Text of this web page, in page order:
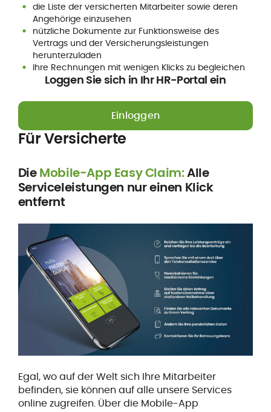
die Liste der versicherten Mitarbeiter sowie deren
Angehörige einzusehen
nützliche Dokumente zur Funktionsweise des
Vertrags und der Versicherungsleistungen
herunterzuladen
Ihre Rechnungen mit wenigen Klicks zu begleichen
Loggen Sie sich in Ihr HR-Portal ein
Einloggen
Für Versicherte
DieMobile-App Easy Claim:Alle
Serviceleistungen nur einen Klick
entfernt
Egal, wo auf der Welt sich Ihre Mitarbeiter
befinden, sie können auf alle unsere Services
online zugreifen. Über die Mobile-App